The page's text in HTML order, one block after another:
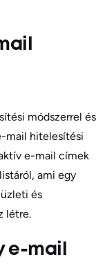
módszerrel és
mail hitelesítési
e-mail címek
ami egy
és
létre.
e-mail